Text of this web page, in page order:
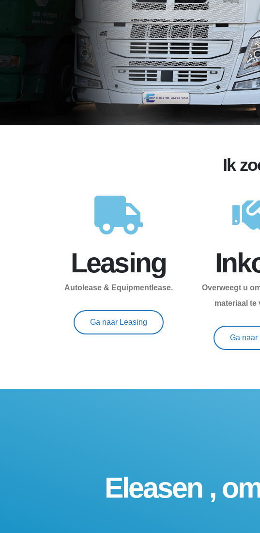
Ik
Leasing
Autolease & Equipmentlease.
Ga naar Leasing
Overweegt u
materiaal te
Ga naar
Eleasen ,